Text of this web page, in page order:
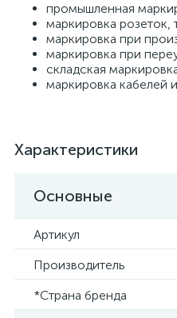
промышленная
маркировка розеток,
маркировка при
маркировка при
складская
маркировка кабелей
Характеристики
Основные
Артикул
Производитель
*Страна бренда